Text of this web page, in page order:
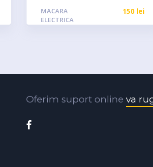
MACARA
ELECTRICA
150 lei
Oferim suport online va